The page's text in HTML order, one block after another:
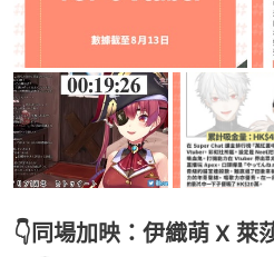
👇同場加映：伊織萌 X 萊